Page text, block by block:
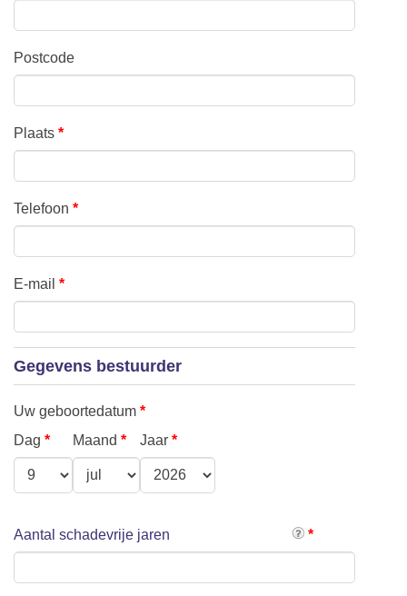
Postcode
Plaats *
Telefoon *
E-mail *
Gegevens bestuurder
Uw geboortedatum *
Dag * Maand * Jaar *
Aantal schadevrije jaren *